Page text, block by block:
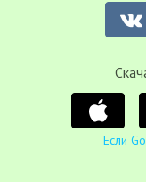
Если